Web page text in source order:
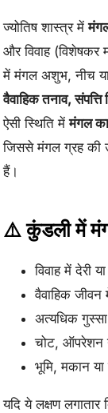
ज्योतिष शास्त्र में
और विवाह (विशेषकर
में मंगल अशुभ, नीच या
वैवाहिक तनाव, संपत्ति
ऐसी स्थिति मेंमंगल
जिससे मंगल ग्रह की
हैं।
⚠️ कुंडली में
विवाह में देरी
वैवाहिक
अत्यधिक
चोट, ऑपरेशन
भूमि, मकान या
यदि ये लक्षण